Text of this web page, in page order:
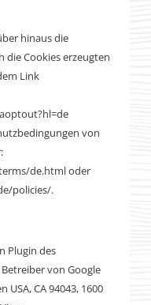
hinaus die
die Cookies erzeugten
Link
von
de.html oder
policies/.
Plugin des
von Google
USA, CA 94043, 1600